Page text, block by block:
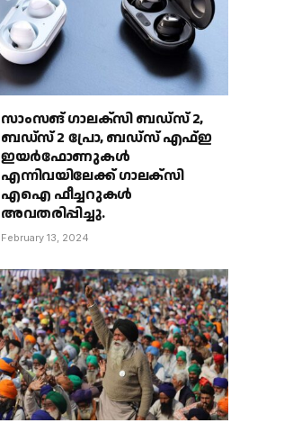
സാംസങ് ഗാലക്‌സി ബഡ്‌സ് 2,
ബഡ്‌സ് 2 പ്രോ, ബഡ്‌സ് എഫ്ഇ
ഇയർഫോണുകൾ
എന്നിവയിലേക്ക് ഗാലക്‌സി
എഐ ഫീച്ചറുകൾ
അവതരിപ്പിച്ചു.
February 13, 2024